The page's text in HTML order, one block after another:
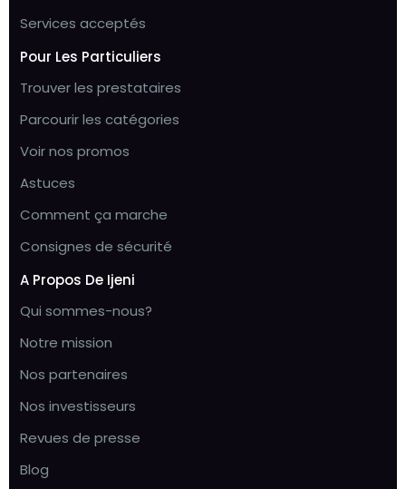
Services acceptés
Pour Les Particuliers
Trouver les prestataires
Parcourir les catégories
Voir nos promos
Astuces
Comment ça marche
Consignes de sécurité
A Propos De Ijeni
Qui sommes-nous?
Notre mission
Nos partenaires
Nos investisseurs
Revues de presse
Blog